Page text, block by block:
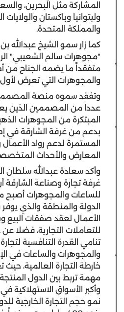
المشاركة مثل البحرين،
وليتوانيا وباكستان والولايات
والمملكة المتحدة.
كما زار سمو الشيخ عبدالله
"مجوهرات سالم الشعيبي"
متفقداً ما يضمه الجناح من
والمجوهرات التي تعرض
وتفقد سموه منصة المصممين
عدداً من المصممين الذين
المبتكرة من المجوهرات
بدعم من غرفة الشارقة في
المستمرة لدعم رواد
المعارض والأحداث
وأكد سعادة عبدالله سلطان
غرفة تجارة وصناعة
للساعات والمجوهرات
الدولة والمنطقة والذي
الأعمال لعقد صفقات البيع
للتعاملات التجارية، فضلا عن
تنامي القدرة التنافسية
والمجوهرات والساعات في
خارطة التجارة العالمية، حيث
مهمة تربط بين الدول المنتجة
وأكبر الأسواق
نمو حجم التجارة الخارجية